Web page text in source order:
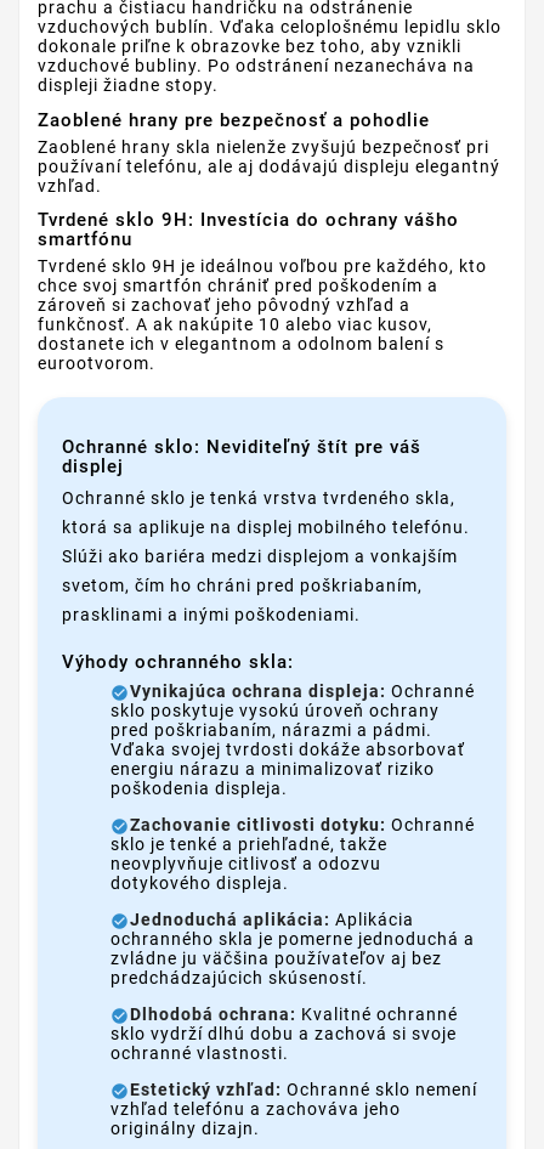
prachu a čistiacu handričku na odstránenie
vzduchových bublín. Vďaka celoplošnému lepidlu sklo
dokonale priľne k obrazovke bez toho, aby vznikli
vzduchové bubliny. Po odstránení nezanecháva na
displeji žiadne stopy.
Zaoblené hrany pre bezpečnosť a pohodlie
Zaoblené hrany skla nielenže zvyšujú bezpečnosť pri
používaní telefónu, ale aj dodávajú displeju elegantný
vzhľad.
Tvrdené sklo 9H: Investícia do ochrany vášho
smartfónu
Tvrdené sklo 9H je ideálnou voľbou pre každého, kto
chce svoj smartfón chrániť pred poškodením a
zároveň si zachovať jeho pôvodný vzhľad a
funkčnosť. A ak nakúpite 10 alebo viac kusov,
dostanete ich v elegantnom a odolnom balení s
eurootvorom.
Ochranné sklo: Neviditeľný štít pre váš
displej
Ochranné sklo je tenká vrstva tvrdeného skla,
ktorá sa aplikuje na displej mobilného telefónu.
Slúži ako bariéra medzi displejom a vonkajším
svetom, čím ho chráni pred poškriabaním,
prasklinami a inými poškodeniami.
Výhody ochranného skla:
Vynikajúca ochrana displeja: Ochranné
sklo poskytuje vysokú úroveň ochrany
pred poškriabaním, nárazmi a pádmi.
Vďaka svojej tvrdosti dokáže absorbovať
energiu nárazu a minimalizovať riziko
poškodenia displeja.
Zachovanie citlivosti dotyku: Ochranné
sklo je tenké a priehľadné, takže
neovplyvňuje citlivosť a odozvu
dotykového displeja.
Jednoduchá aplikácia: Aplikácia
ochranného skla je pomerne jednoduchá a
zvládne ju väčšina používateľov aj bez
predchádzajúcich skúseností.
Dlhodobá ochrana: Kvalitné ochranné
sklo vydrží dlhú dobu a zachová si svoje
ochranné vlastnosti.
Estetický vzhľad: Ochranné sklo nemení
vzhľad telefónu a zachováva jeho
originálny dizajn.